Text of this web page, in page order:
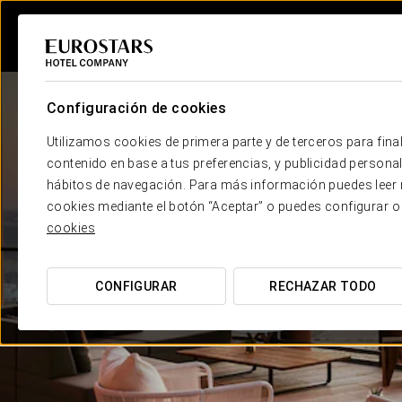
Configuración de cookies
Utilizamos cookies de primera parte y de terceros para
contenido en base a tus preferencias, y publicidad
hábitos de navegación. Para más información puedes
cookies mediante el botón “Aceptar” o puedes configurar
cookies
CONFIGURAR RECHAZAR TODO